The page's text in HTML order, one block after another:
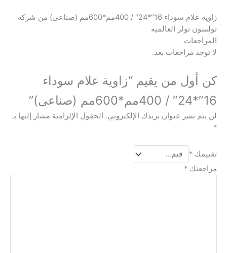
زاوية علام سوداء 16″*24″ / 400مم*600مم (صناعى) من شركة
تولسون تولز العالميه
المراجعات
لا توجد مراجعات بعد.
كن أول من يقيم “زاوية علام سوداء
16″*24″ / 400مم*600مم (صناعى)”
لن يتم نشر عنوان بريدك الإلكتروني. الحقول الإلزامية مشار إليها بـ
*
تقييمك *
مراجعتك *